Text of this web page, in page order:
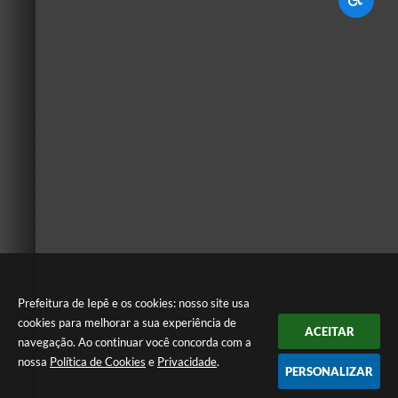
Prefeitura de Iepê e os cookies: nosso site usa
cookies para melhorar a sua experiência de
navegação. Ao continuar você concorda com a
nossa Política de Cookies e Privacidade.
ACEITAR
PERSONALIZAR